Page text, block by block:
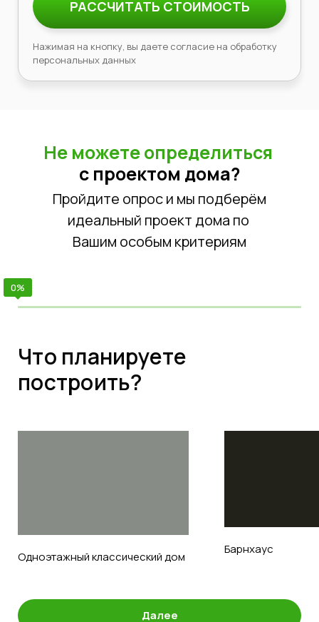
РАССЧИТАТЬ СТОИМОСТЬ
Нажимая на кнопку, вы даете согласие на обработку
персональных данных
Не можете определиться
с проектом дома?
Пройдите опрос и мы подберём
идеальный проект дома по
Вашим особым критериям
Что планируете
построить?
Одноэтажный классический дом
Барнхаус
Далее